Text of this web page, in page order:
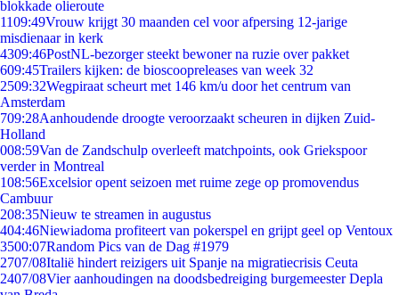
blokkade olieroute
1109:49Vrouw krijgt 30 maanden cel voor afpersing 12-jarige
misdienaar in kerk
4309:46PostNL-bezorger steekt bewoner na ruzie over pakket
609:45Trailers kijken: de bioscoopreleases van week 32
2509:32Wegpiraat scheurt met 146 km/u door het centrum van
Amsterdam
709:28Aanhoudende droogte veroorzaakt scheuren in dijken Zuid-
Holland
008:59Van de Zandschulp overleeft matchpoints, ook Griekspoor
verder in Montreal
108:56Excelsior opent seizoen met ruime zege op promovendus
Cambuur
208:35Nieuw te streamen in augustus
404:46Niewiadoma profiteert van pokerspel en grijpt geel op Ventoux
3500:07Random Pics van de Dag #1979
2707/08Italië hindert reizigers uit Spanje na migratiecrisis Ceuta
2407/08Vier aanhoudingen na doodsbedreiging burgemeester Depla